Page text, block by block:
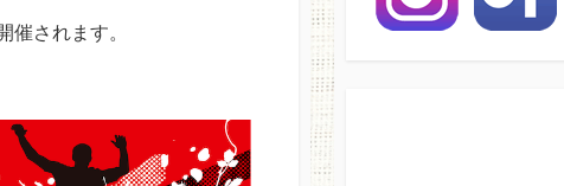
催されます。